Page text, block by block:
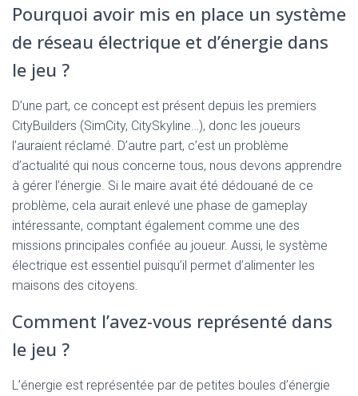
Pourquoi avoir mis en place un système
de réseau électrique et d’énergie dans
le jeu ?
D’une part, ce concept est présent depuis les premiers
CityBuilders (SimCity, CitySkyline…), donc les joueurs
l’auraient réclamé. D’autre part, c’est un problème
d’actualité qui nous concerne tous, nous devons apprendre
à gérer l’énergie. Si le maire avait été dédouané de ce
problème, cela aurait enlevé une phase de gameplay
intéressante, comptant également comme une des
missions principales confiée au joueur. Aussi, le système
électrique est essentiel puisqu’il permet d’alimenter les
maisons des citoyens.
Comment l’avez-vous représenté dans
le jeu ?
L’énergie est représentée par de petites boules d’énergie